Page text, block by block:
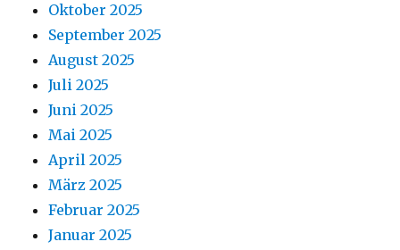
Oktober 2025
September 2025
August 2025
Juli 2025
Juni 2025
Mai 2025
April 2025
März 2025
Februar 2025
Januar 2025